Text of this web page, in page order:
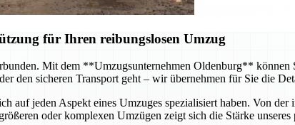
für Ihren reibungslosen Umzug
Mit dem **Umzugsunternehmen Oldenburg** können
den sicheren Transport geht – wir übernehmen für Sie die
auf jeden Aspekt eines Umzuges spezialisiert haben. Von
oder komplexen Umzügen zeigt sich die Stärke